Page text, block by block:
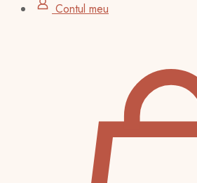
Contul meu